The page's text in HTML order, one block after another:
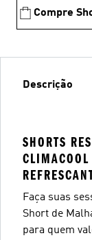
Compre
Descrição
SHORTS
Faça suas
Short de
para quem